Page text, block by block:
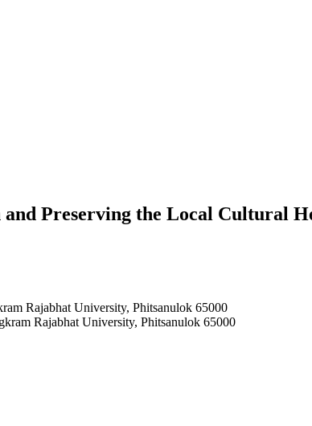
Preserving the Local Cultural
Rajabhat University, Phitsanulok 65000
Rajabhat University, Phitsanulok 65000